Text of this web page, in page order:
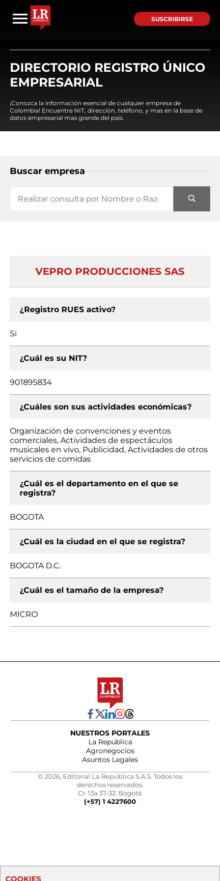
SUSCRIBIRSE
DIRECTORIO REGISTRO ÚNICO
EMPRESARIAL
¡Conozca la información esencial de cualquier empresa de
Colombia! Encuentre NIT, dirección, teléfono, y mas en la base de
datos empresarial mas grande del país.
Buscar empresa
VEPRO PRODUCCIONES SAS
¿Registro RUES activo?
Si
¿Cuál es su NIT?
901895834
¿Cuáles son sus actividades económicas?
Organización de convenciones y eventos
comerciales, Actividades de espectáculos
musicales en vivo, Publicidad, Actividades de otros
servicios de comidas
¿Cuál es el departamento en el que se
registra?
BOGOTA
¿Cuál es la ciudad en el que se registra?
BOGOTA D.C.
¿Cuál es el tamaño de la empresa?
MICRO
NUESTROS PORTALES
La República
Agronegocios
Asuntos Legales
© 2026, Editorial La República S.A.S. Todos los
derechos reservados.
Cr. 13a 37-32, Bogotá
(+57) 1 4227600
COOKIES